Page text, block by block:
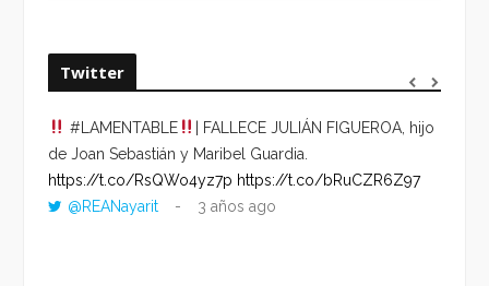
Twitter
#LAMENTABLE
| FALLECE JULIÁN FIGUEROA, hijo
de Joan Sebastián y Maribel Guardia.
https://t.co/RsQWo4yz7p https://t.co/bRuCZR6Z97
@REANayarit
3 años ago